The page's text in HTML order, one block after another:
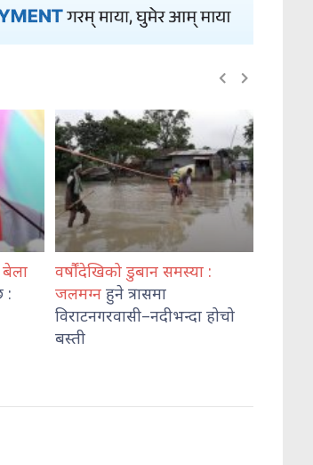
वर्षौंदेखिको डुबान समस्या :
जलमग्न
हुने त्रासमा
विराटनगरवासी–नदीभन्दा होचो
प्रमुखलाई निर्देशन